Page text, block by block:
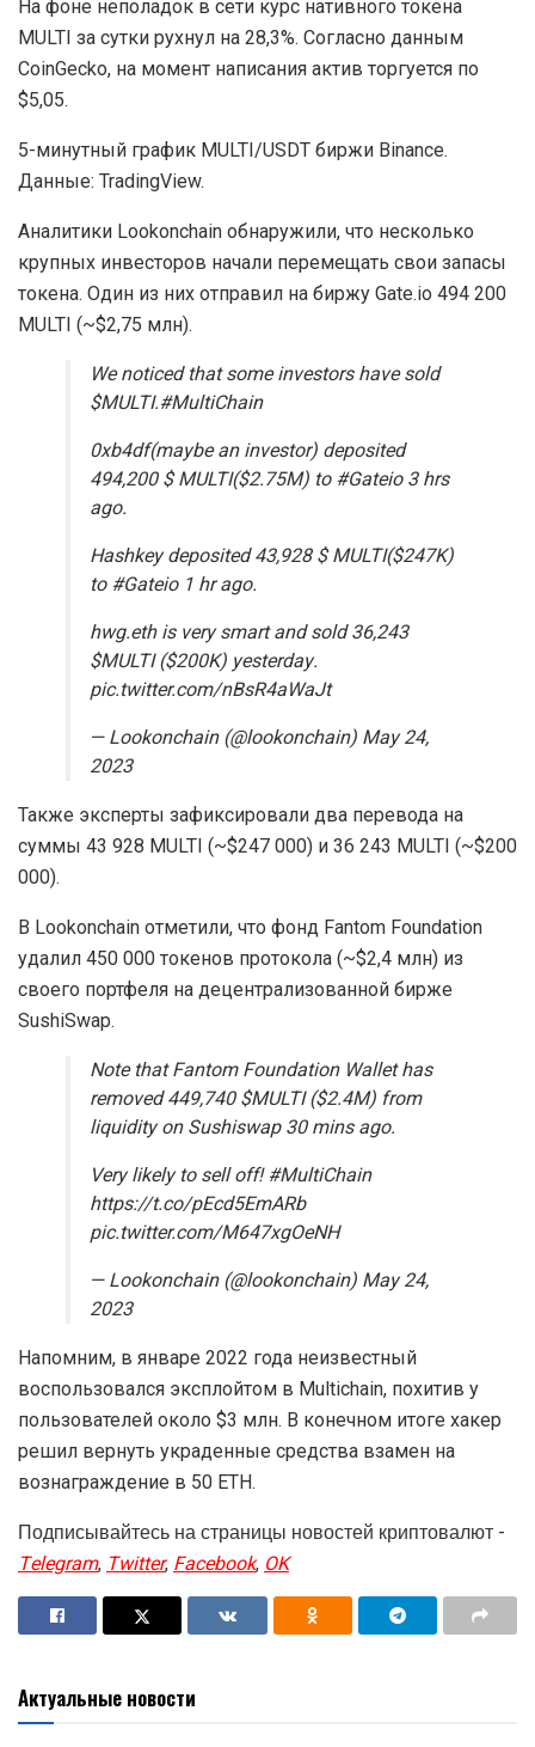
На фоне неполадок в сети курс нативного токена
MULTI за сутки рухнул на 28,3%. Согласно данным
CoinGecko, на момент написания актив торгуется по
$5,05.
5-минутный график MULTI/USDT биржи Binance.
Данные: TradingView.
Аналитики Lookonchain обнаружили, что несколько
крупных инвесторов начали перемещать свои запасы
токена. Один из них отправил на биржу Gate.io 494 200
MULTI (~$2,75 млн).
We noticed that some investors have sold
$MULTI.#MultiChain
0xb4df(maybe an investor) deposited
494,200 $ MULTI($2.75M) to #Gateio 3 hrs
ago.
Hashkey deposited 43,928 $ MULTI($247K)
to #Gateio 1 hr ago.
hwg.eth is very smart and sold 36,243
$MULTI ($200K) yesterday.
pic.twitter.com/nBsR4aWaJt
— Lookonchain (@lookonchain) May 24,
2023
Также эксперты зафиксировали два перевода на
суммы 43 928 MULTI (~$247 000) и 36 243 MULTI (~$200
000).
В Lookonchain отметили, что фонд Fantom Foundation
удалил 450 000 токенов протокола (~$2,4 млн) из
своего портфеля на децентрализованной бирже
SushiSwap.
Note that Fantom Foundation Wallet has
removed 449,740 $MULTI ($2.4M) from
liquidity on Sushiswap 30 mins ago.
Very likely to sell off! #MultiChain
https://t.co/pEcd5EmARb
pic.twitter.com/M647xgOeNH
— Lookonchain (@lookonchain) May 24,
2023
Напомним, в январе 2022 года неизвестный
воспользовался эксплойтом в Multichain, похитив у
пользователей около $3 млн. В конечном итоге хакер
решил вернуть украденные средства взамен на
вознаграждение в 50 ETH.
Подписывайтесь на страницы новостей криптовалют -
Telegram,Twitter,Facebook,OK
Актуальные новости